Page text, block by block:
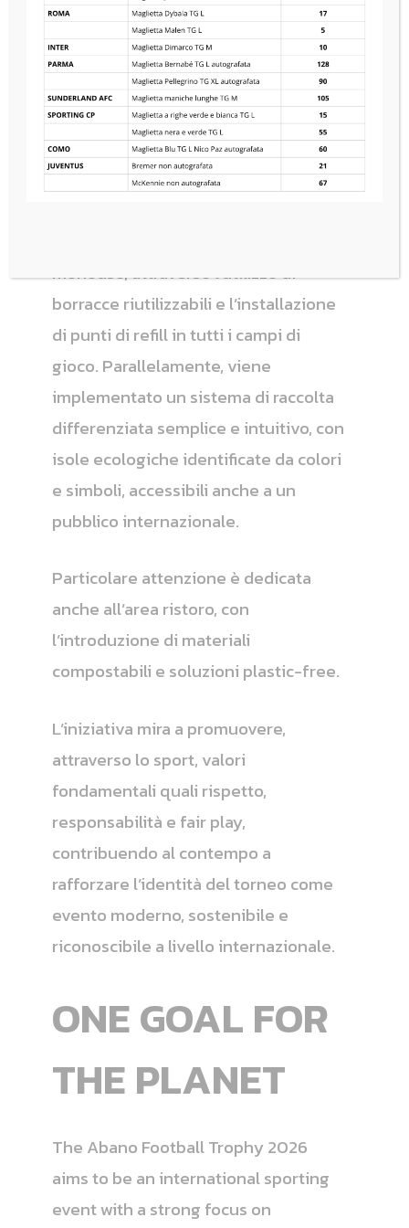
Giovanile “Città di Abano Terme”
2026 si propone come un evento
sportivo internazionale attento alla
sostenibilità ambientale e alla
responsabilità educativa.
monouso, attraverso l’utilizzo di
borracce riutilizzabili e l’installazione
di punti di refill in tutti i campi di
gioco. Parallelamente, viene
implementato un sistema di raccolta
differenziata semplice e intuitivo, con
isole ecologiche identificate da colori
e simboli, accessibili anche a un
pubblico internazionale.
Particolare attenzione è dedicata
anche all’area ristoro, con
l’introduzione di materiali
compostabili e soluzioni plastic-free.
L’iniziativa mira a promuovere,
attraverso lo sport, valori
fondamentali quali rispetto,
responsabilità e fair play,
contribuendo al contempo a
rafforzare l’identità del torneo come
evento moderno, sostenibile e
riconoscibile a livello internazionale.
ONE GOAL FOR
THE PLANET
The Abano Football Trophy 2026
aims to be an international sporting
event with a strong focus on